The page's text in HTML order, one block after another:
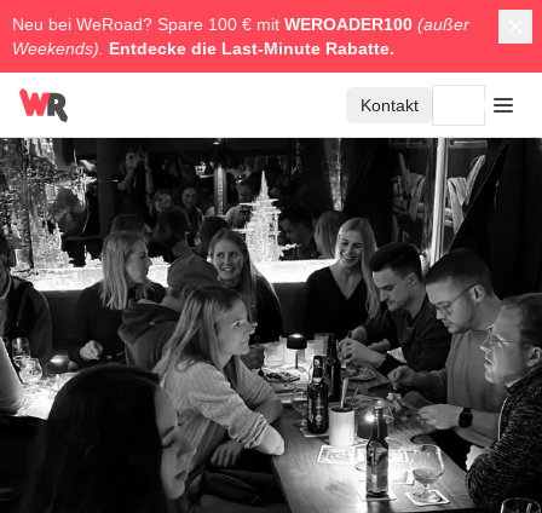
Neu bei WeRoad? Spare 100 € mit WEROADER100 (außer
Weekends).
Entdecke die Last-Minute Rabatte.
Kontakt